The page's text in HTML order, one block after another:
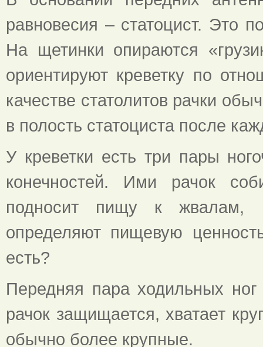
равновесия – статоцист. Это
На щетинки опираются
ориентируют креветку по
качестве статолитов рачки
в полость статоциста после
У креветки есть три пары
конечностей. Ими рачок
подносит пищу к жвалам,
определяют пищевую
есть?
Передняя пара ходильных
рачок защищается, хватает
обычно более крупные.